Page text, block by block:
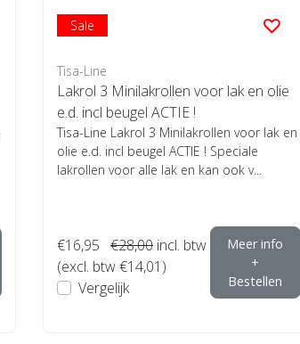
Sale
Tisa-Line
Lakrol 3 Minilakrollen voor lak en olie
e.d. incl beugel ACTIE !
Tisa-Line Lakrol 3 Minilakrollen voor lak en
olie e.d. incl beugel ACTIE ! Speciale
lakrollen voor alle lak en kan ook v...
€16,95 €28,00 incl. btw
(excl. btw €14,01)
Vergelijk
Meer info
+
Bestellen